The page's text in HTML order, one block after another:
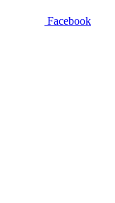
Facebook